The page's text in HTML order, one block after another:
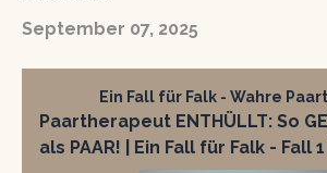
September 07, 2025